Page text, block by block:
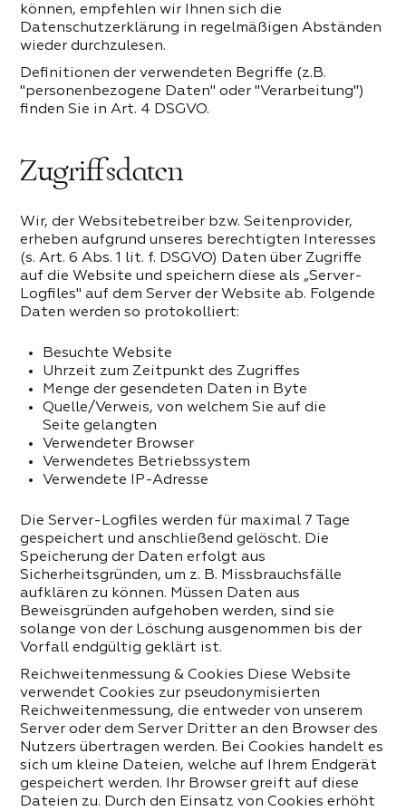
der Nacht
Funke
DER KATEGORIE
DER KATEGORIE
Nagelhautschieber
und Bits
DER KATEGORIE
Formen
DER KATEGORIE
können, empfehlen wir Ihnen sich die
Datenschutzerklärung in regelmäßigen Abständen
wieder durchzulesen.
Definitionen der verwendeten Begriffe (z.B.
"personenbezogene Daten" oder "Verarbeitung")
finden Sie in Art. 4 DSGVO.
Zugriffsdaten
Wir, der Websitebetreiber bzw. Seitenprovider,
erheben aufgrund unseres berechtigten Interesses
(s. Art. 6 Abs. 1 lit. f. DSGVO) Daten über Zugriffe
auf die Website und speichern diese als „Server-
Logfiles" auf dem Server der Website ab. Folgende
Daten werden so protokolliert:
Besuchte Website
Uhrzeit zum Zeitpunkt des Zugriffes
Menge der gesendeten Daten in Byte
Quelle/Verweis, von welchem Sie auf die
Seite gelangten
Verwendeter Browser
Verwendetes Betriebssystem
Verwendete IP-Adresse
Die Server-Logfiles werden für maximal 7 Tage
gespeichert und anschließend gelöscht. Die
Speicherung der Daten erfolgt aus
Sicherheitsgründen, um z. B. Missbrauchsfälle
aufklären zu können. Müssen Daten aus
Beweisgründen aufgehoben werden, sind sie
solange von der Löschung ausgenommen bis der
Vorfall endgültig geklärt ist.
Reichweitenmessung & Cookies Diese Website
verwendet Cookies zur pseudonymisierten
Reichweitenmessung, die entweder von unserem
Server oder dem Server Dritter an den Browser des
Nutzers übertragen werden. Bei Cookies handelt es
sich um kleine Dateien, welche auf Ihrem Endgerät
gespeichert werden. Ihr Browser greift auf diese
Dateien zu. Durch den Einsatz von Cookies erhöht